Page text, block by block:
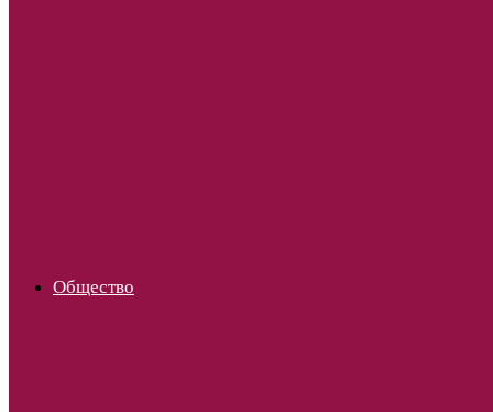
Общество